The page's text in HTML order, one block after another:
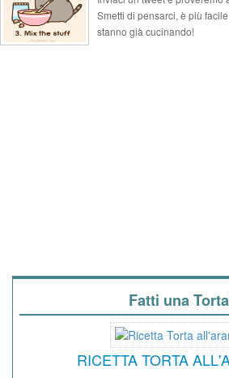
Smetti di pensarci, è più
stanno già cucinando!
Fatti una
RICETTA TORTA